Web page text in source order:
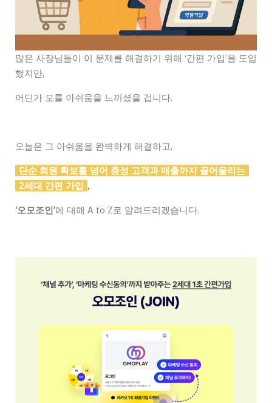
많은 사장님들이 이 문제를 해결하기 위해 ‘간편 가입’을 도입
했지만,
어딘가 모를 아쉬움을 느끼셨을 겁니다.
오늘은 그 아쉬움을 완벽하게 해결하고,
단순 회원 확보를 넘어 충성 고객과 매출까지 끌어올리는
2세대 간편 가입 ,
‘오모조인’에 대해 A to Z로 알려드리겠습니다.